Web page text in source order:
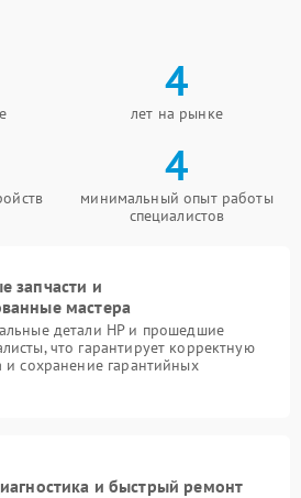
4
лет на рынке
4
минимальный опыт работы
специалистов
запчасти и
мастера
детали HP и прошедшие
что гарантирует корректную
и сохранение гарантийных
и быстрый ремонт